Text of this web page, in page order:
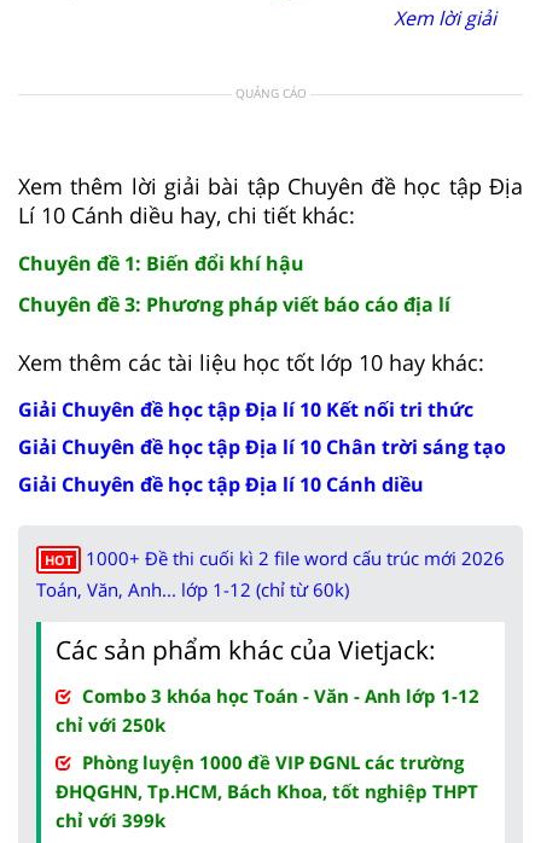
Xem lời giải
QUẢNG CÁO
Xem thêm lời giải bài tập Chuyên đề học tập Địa
Lí 10 Cánh diều hay, chi tiết khác:
Chuyên đề 1: Biến đổi khí hậu
Chuyên đề 3: Phương pháp viết báo cáo địa lí
Xem thêm các tài liệu học tốt lớp 10 hay khác:
Giải Chuyên đề học tập Địa lí 10 Kết nối tri thức
Giải Chuyên đề học tập Địa lí 10 Chân trời sáng tạo
Giải Chuyên đề học tập Địa lí 10 Cánh diều
HOT
1000+ Đề thi cuối kì 2 file word cấu trúc mới 2026
Toán, Văn, Anh... lớp 1-12 (chỉ từ 60k)
Các sản phẩm khác của Vietjack:
Combo 3 khóa học Toán - Văn - Anh lớp 1-12
chỉ với 250k
Phòng luyện 1000 đề VIP ĐGNL các trường
ĐHQGHN, Tp.HCM, Bách Khoa, tốt nghiệp THPT
chỉ với 399k